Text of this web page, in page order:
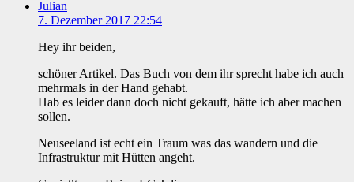
Julian
7. Dezember 2017 22:54
Hey ihr beiden,
schöner Artikel. Das Buch von dem ihr sprecht habe ich auch
mehrmals in der Hand gehabt.
Hab es leider dann doch nicht gekauft, hätte ich aber machen
sollen.
Neuseeland ist echt ein Traum was das wandern und die
Infrastruktur mit Hütten angeht.